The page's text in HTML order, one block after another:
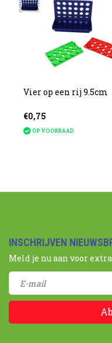
Vier op een rij 9.5cm
€0,75
OP VOORRAAD
INSCHRIJVEN
Meld je nu aan voor